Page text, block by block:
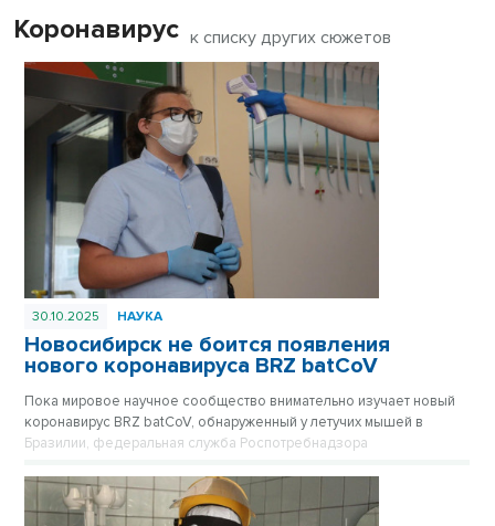
Коронавирус к списку других сюжетов
30.10.2025 НАУКА
Новосибирск не боится появления
нового коронавируса BRZ batCoV
Пока мировое научное сообщество внимательно изучает новый
коронавирус BRZ batCoV, обнаруженный у летучих мышей в
Бразилии, федеральная служба Роспотребнадзора
оперативном контроле.